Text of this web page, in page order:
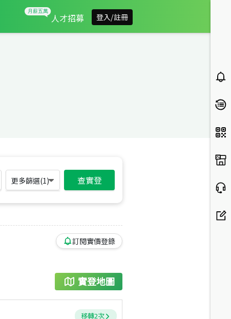
人才招募 登入/註冊
更多篩選(1) 查實登
訂閱實價登錄
實登地圖
移轉2次